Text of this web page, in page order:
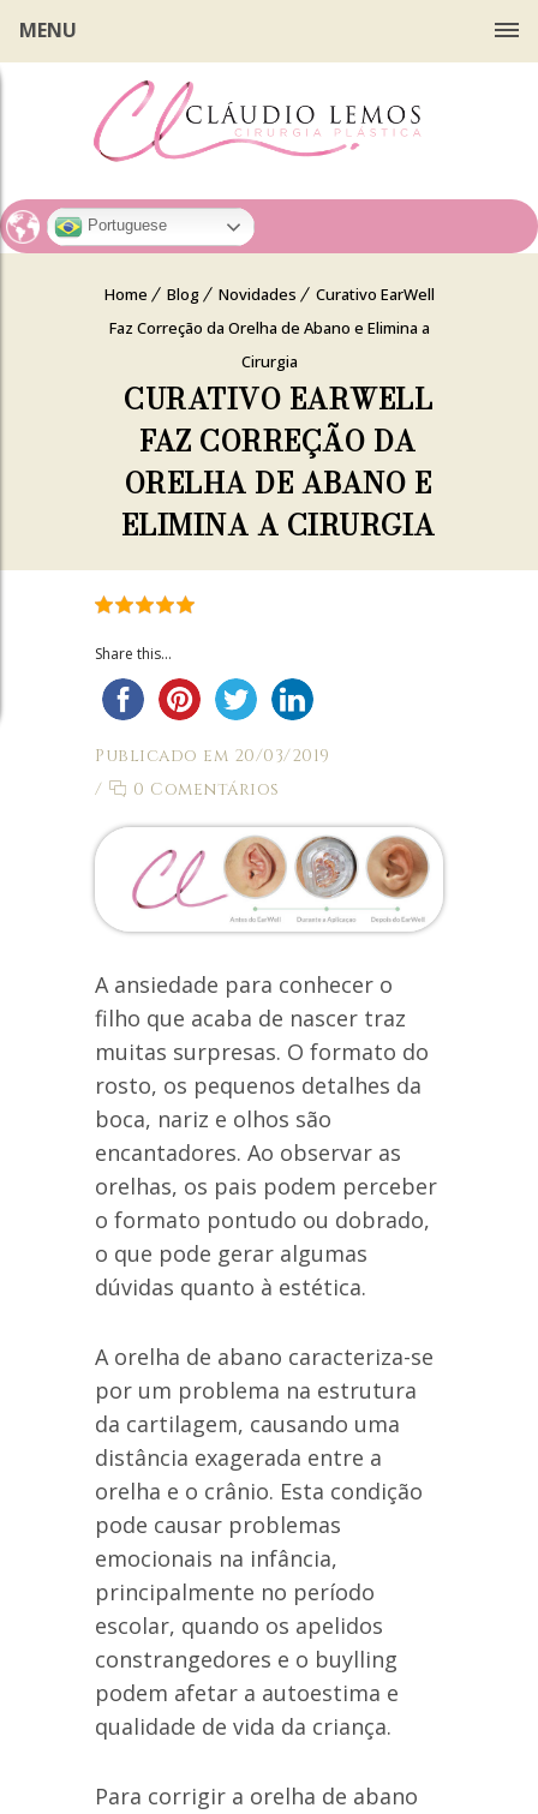
Portuguese
MENU
Home Blog Novidades
Curativo EarWell
Faz Correção da Orelha de Abano e Elimina a
Cirurgia
CURATIVO EARWELL
FAZ CORREÇÃO DA
ORELHA DE ABANO E
ELIMINA A CIRURGIA
Share this...
Publicado em 20/03/2019
/
0 Comentários
A ansiedade para conhecer o
filho que acaba de nascer traz
muitas surpresas. O formato do
rosto, os pequenos detalhes da
boca, nariz e olhos são
encantadores. Ao observar as
orelhas, os pais podem perceber
o formato pontudo ou dobrado,
o que pode gerar algumas
dúvidas quanto à estética.
A orelha de abano caracteriza-se
por um problema na estrutura
da cartilagem, causando uma
distância exagerada entre a
orelha e o crânio. Esta condição
pode causar problemas
emocionais na infância,
principalmente no período
escolar, quando os apelidos
constrangedores e o buylling
podem afetar a autoestima e
qualidade de vida da criança.
Para corrigir a orelha de abano